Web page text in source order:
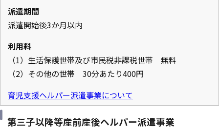
派遣期間
派遣開始後3か月以内
利用料
（1）生活保護世帯及び市民税非課税世帯 無料
（2）その他の世帯 30分あたり400円
育児支援ヘルパー派遣事業について
第三子以降等産前産後ヘルパー派遣事業